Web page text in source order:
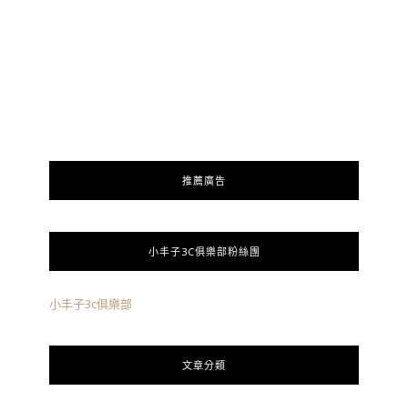
推薦廣告
小丰子3C俱樂部粉絲團
小丰子3c俱樂部
文章分類